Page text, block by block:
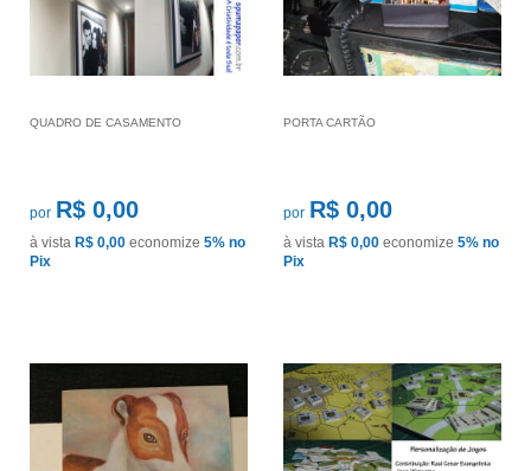
QUADRO DE CASAMENTO
por R$ 0,00
à vista R$ 0,00 economize 5% no
Pix
PORTA CARTÃO
por R$ 0,00
à vista R$ 0,00 economize 5% no
Pix